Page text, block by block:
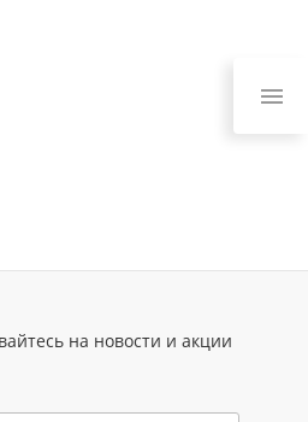
на новости и акции